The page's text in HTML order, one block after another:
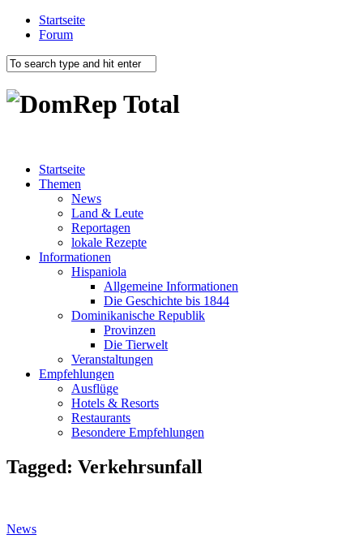
Startseite
Forum
Startseite
Themen
News
Land & Leute
Reportagen
lokale Rezepte
Informationen
Hispaniola
Allgemeine Informationen
Die Geschichte bis 1844
Dominikanische Republik
Provinzen
Die Tierwelt
Veranstaltungen
Empfehlungen
Ausflüge
Hotels & Resorts
Restaurants
Besondere Empfehlungen
Tagged: Verkehrsunfall
News